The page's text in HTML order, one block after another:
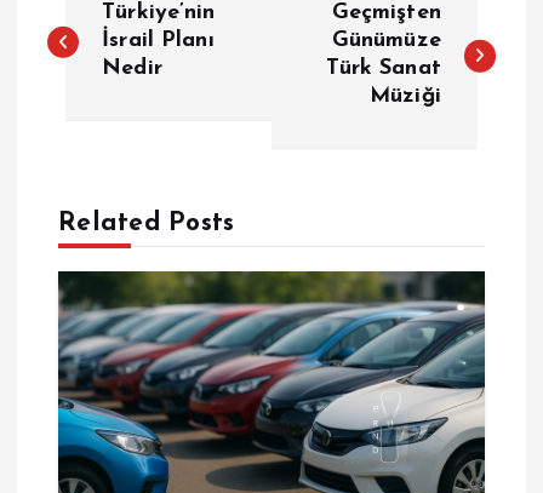
a
g
e
z
n
Türkiye’nin
İsrail Planı
Nedir
Geçmişten
Günümüze
Türk Sanat
Müziği
Related Posts